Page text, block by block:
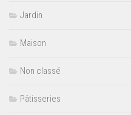
Jardin
Maison
Non classé
Pâtisseries